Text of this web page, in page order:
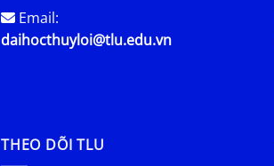
Email:
daihocthuyloi@tlu.edu.vn
THEO DÕI TLU